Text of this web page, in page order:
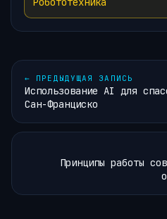
← ПРЕДЫДУЩАЯ ЗАПИСЬ
Использование AI для
Сан-Франциско
Принципы работы